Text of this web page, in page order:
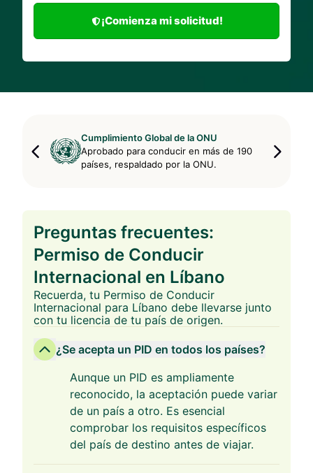
¡Comienza mi solicitud!
Cumplimiento Global de la ONU
Aprobado para conducir en más de 190
países, respaldado por la ONU.
Preguntas frecuentes:
Permiso de Conducir
Internacional en Líbano
Recuerda, tu Permiso de Conducir
Internacional para Líbano debe llevarse junto
con tu licencia de tu país de origen.
¿Se acepta un PID en todos los países?
Aunque un PID es ampliamente
reconocido, la aceptación puede variar
de un país a otro. Es esencial
comprobar los requisitos específicos
del país de destino antes de viajar.